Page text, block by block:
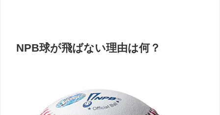
NPB球が飛ばない理由は何？